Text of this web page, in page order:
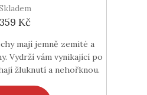
359 Kč
mají jemně zemité a
Vydrží vám vynikající po
žluknutí a nehořknou.